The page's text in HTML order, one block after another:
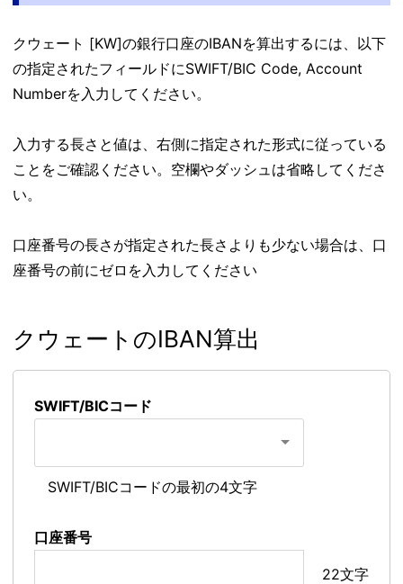
クウェート [KW]の銀行口座のIBANを算出するには、以下
の指定されたフィールドにSWIFT/BIC Code, Account
Numberを入力してください。
入力する長さと値は、右側に指定された形式に従っている
ことをご確認ください。空欄やダッシュは省略してくださ
い。
口座番号の長さが指定された長さよりも少ない場合は、口
座番号の前にゼロを入力してください
クウェートのIBAN算出
SWIFT/BICコード
SWIFT/BICコードの最初の4文字
口座番号
22文字